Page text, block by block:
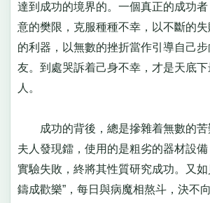
達到成功的境界的。一個真正的成功
意的樊限，克服種種不幸，以不斷的
的利器，以無數的挫折當作引導自己
友。到處哭訴着己身不幸，才是天底
人。
成功的背後，總是摻雜着無數的苦
夫人發現鐳，使用的是粗劣的器材設
實驗失敗，終將其性質研究成功。又如
鑄成歡樂”，每日與病魔相熬斗，決不